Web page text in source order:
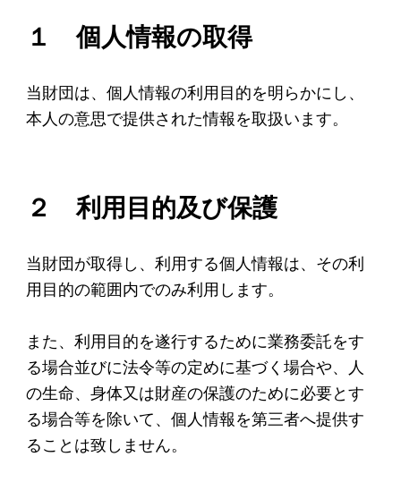
事業内容
定款
事業方針
給付型奨学金とは
ソーシャルビジネス支援
事業方針
１ 個人情報の取得
当財団は、個人情報の利用目的を明らかにし、
本人の意思で提供された情報を取扱います。
２ 利用目的及び保護
当財団が取得し、利用する個人情報は、その利
用目的の範囲内でのみ利用します。
また、利用目的を遂行するために業務委託をす
る場合並びに法令等の定めに基づく場合や、人
の生命、身体又は財産の保護のために必要とす
る場合等を除いて、個人情報を第三者へ提供す
ることは致しません。